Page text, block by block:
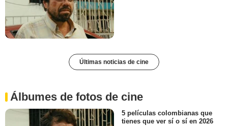
Últimas noticias de cine
Álbumes de fotos de cine
5 películas colombianas que
tienes que ver sí o sí en 2026